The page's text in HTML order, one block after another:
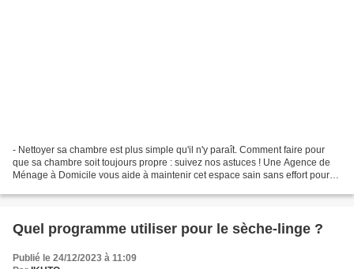
- Nettoyer sa chambre est plus simple qu'il n'y paraît. Comment faire pour
que sa chambre soit toujours propre : suivez nos astuces ! Une Agence de
Ménage à Domicile vous aide à maintenir cet espace sain sans effort pour
Quel programme utiliser pour le sèche-linge ?
Publié le 24/12/2023 à 11:09